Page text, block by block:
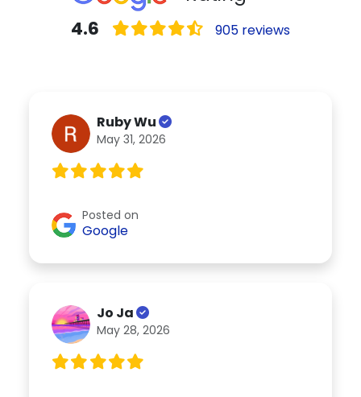
4.6 905 reviews
Ruby Wu
May 31, 2026
Posted on
Google
Jo Ja
May 28, 2026